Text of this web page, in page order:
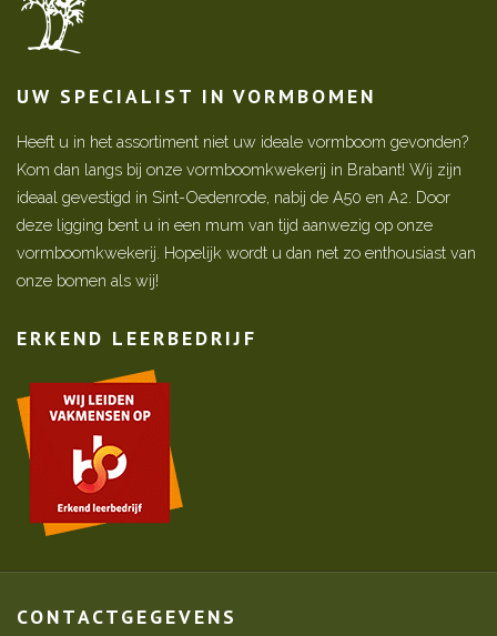
UW SPECIALIST IN VORMBOMEN
Heeft u in het assortiment niet uw ideale vormboom gevonden?
Kom dan langs bij onze vormboomkwekerij in Brabant! Wij zijn
ideaal gevestigd in Sint-Oedenrode, nabij de A50 en A2. Door
deze ligging bent u in een mum van tijd aanwezig op onze
vormboomkwekerij. Hopelijk wordt u dan net zo enthousiast van
onze bomen als wij!
ERKEND LEERBEDRIJF
CONTACTGEGEVENS